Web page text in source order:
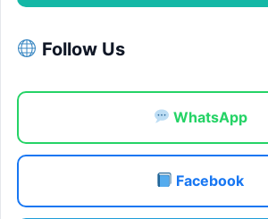
Follow Us
WhatsApp
Facebook